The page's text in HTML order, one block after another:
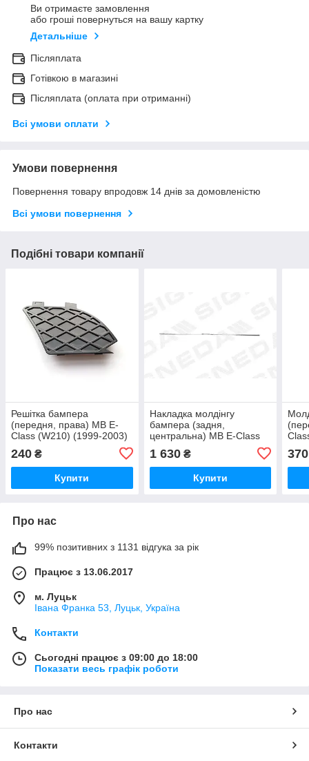
Ви отримаєте замовлення
або гроші повернуться на вашу картку
Детальніше
Післяплата
Готівкою в магазині
Післяплата (оплата при отриманні)
Всі умови оплати
Умови повернення
Повернення товару впродовж 14 днів за домовленістю
Всі умови повернення
Подібні товари компанії
Решітка бампера
(передня, права) MB E-
Class (W210) (1999-2003)
240 ₴
Купити
Накладка молдінгу
бампера (задня,
центральна) MB E-Class
1 630₴
Купити
370
Про нас
99% позитивних з 1131 відгука за рік
Працює з 13.06.2017
м. Луцьк
Івана Франка 53, Луцьк, Україна
Контакти
Сьогодні працює з 09:00 до 18:00
Показати весь графік роботи
Про нас
Контакти